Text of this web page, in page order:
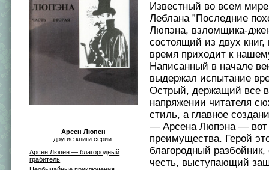
Арсен Люпен
другие книги серии:
Арсен Люпен — благородный
грабитель
Известный во всем
Леблана ”Последние
Люпэна, взломщика-
состоящий из двух
время приходит к
Написанный в начале
выдержал испытание
Острый, держащий все
напряжении читателя
стиль, а главное
— Арсена Люпэна — вот
преимущества. Герой
благородный
честь, выступающий